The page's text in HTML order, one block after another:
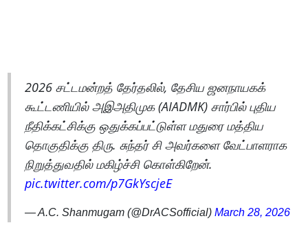
2026 சட்டமன்றத் தேர்தலில், தேசிய ஜனநாயகக்
கூட்டணியில் அஇஅதிமுக (AIADMK) சார்பில் புதிய
நீதிக்கட்சிக்கு ஒதுக்கப்பட்டுள்ள மதுரை மத்திய
தொகுதிக்கு திரு. சுந்தர் சி அவர்களை வேட்பாளராக
நிறுத்துவதில் மகிழ்ச்சி கொள்கிறேன்.
pic.twitter.com/p7GkYscjeE
— A.C. Shanmugam (@DrACSofficial)March 28, 2026